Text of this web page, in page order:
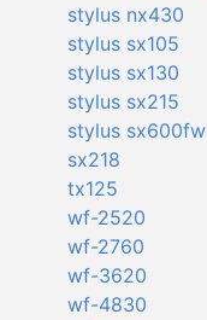
stylus nx430
stylus sx105
stylus sx130
stylus sx215
stylus sx600fw
sx218
tx125
wf-2520
wf-2760
wf-3620
wf-4830